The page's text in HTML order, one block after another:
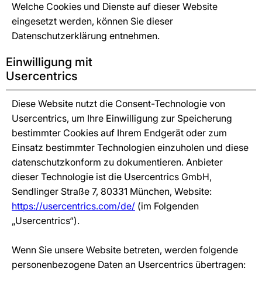
Welche Cookies und Dienste auf dieser Website
eingesetzt werden, können Sie dieser
Datenschutzerklärung entnehmen.
Einwilligung mit
Usercentrics
Diese Website nutzt die Consent-Technologie von
Usercentrics, um Ihre Einwilligung zur Speicherung
bestimmter Cookies auf Ihrem Endgerät oder zum
Einsatz bestimmter Technologien einzuholen und diese
datenschutzkonform zu dokumentieren. Anbieter
dieser Technologie ist die Usercentrics GmbH,
Sendlinger Straße 7, 80331 München, Website:
https://usercentrics.com/de/ (im Folgenden
„Usercentrics“).
Wenn Sie unsere Website betreten, werden folgende
personenbezogene Daten an Usercentrics übertragen: